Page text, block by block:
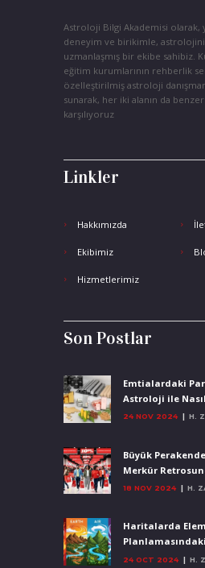
Astroloji Bilgi Akademisi olarak,
deneyim ve birikimle,
uzmanlaşmış bir ekibe sahibiz.
eğitim kurumlarının rehberlik
özelleştirilmiş astroloji
sunarak, her iki alanın da
karşılıyoruz
Linkler
Hakkımızda
Ekibimiz
Hizmetlerimiz
Son Postlar
Emtialardaki
Astroloji ile
24 NOV 2024 H.
Büyük
Merkür
18 NOV 2024 H.
Haritalarda
24 OCT 2024 H.